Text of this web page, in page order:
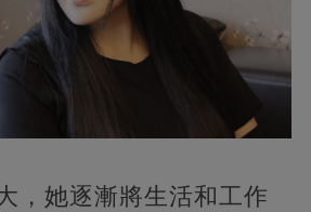
，她逐漸將生活和工作